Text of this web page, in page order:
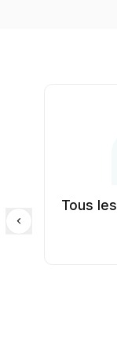
Tous